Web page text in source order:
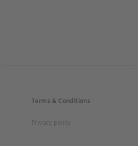
Terms & Conditions
Privacy policy